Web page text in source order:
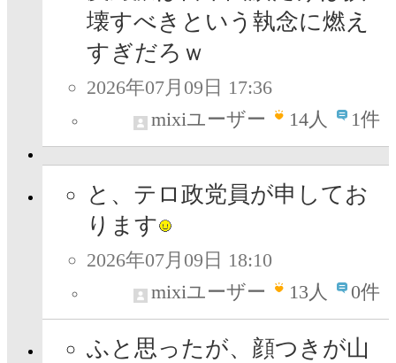
壊すべきという執念に燃え
すぎだろｗ
2026年07月09日 17:36
mixiユーザー
14人 1件
と、テロ政党員が申してお
ります
2026年07月09日 18:10
mixiユーザー
13人 0件
ふと思ったが、顔つきが山